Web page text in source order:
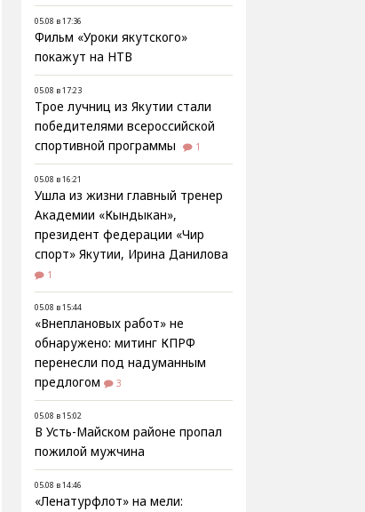
05.08 в 17:36
Фильм «Уроки якутского»
покажут на НТВ
05.08 в 17:23
Трое лучниц из Якутии стали
победителями всероссийской
спортивной программы
1
05.08 в 16:21
Ушла из жизни главный тренер
Академии «Кындыкан»,
президент федерации «Чир
спорт» Якутии, Ирина Данилова
1
05.08 в 15:44
«Внеплановых работ» не
обнаружено: митинг КПРФ
перенесли под надуманным
предлогом
3
05.08 в 15:02
В Усть-Майском районе пропал
пожилой мужчина
05.08 в 14:46
«Ленатурфлот» на мели: